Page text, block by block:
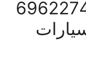
السرة / 69622745